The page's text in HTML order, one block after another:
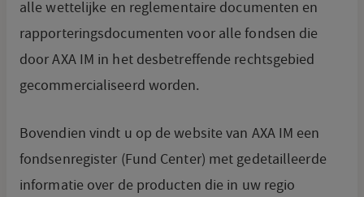
alle wettelijke en reglementaire documenten en
rapporteringsdocumenten voor alle fondsen die
door AXA IM in het desbetreffende rechtsgebied
gecommercialiseerd worden.
Bovendien vindt u op de website van AXA IM een
fondsenregister (Fund Center) met gedetailleerde
informatie over de producten die in uw regio